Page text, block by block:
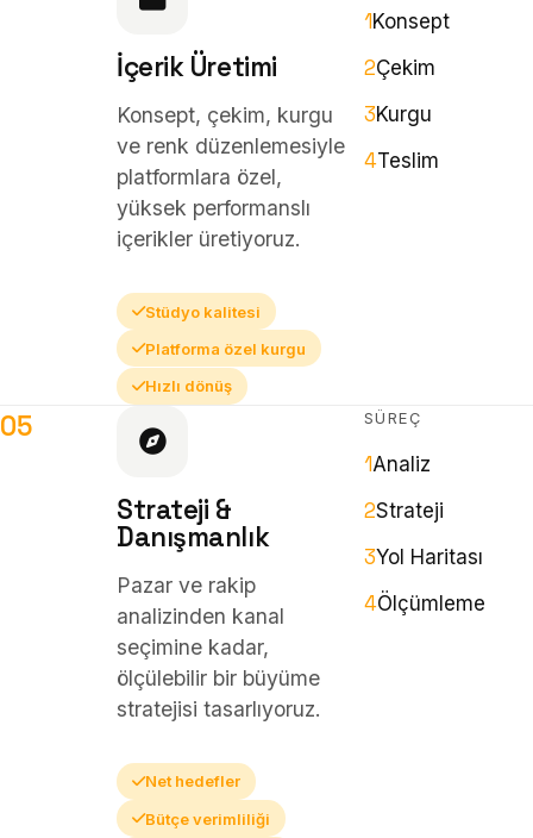
İçerik Üretimi
Konsept, çekim, kurgu
ve renk düzenlemesiyle
platformlara özel,
yüksek performanslı
içerikler üretiyoruz.
Stüdyo kalitesi
Platforma özel kurgu
Hızlı dönüş
1Konsept
2Çekim
3Kurgu
4Teslim
05
Strateji &
Danışmanlık
Pazar ve rakip
analizinden kanal
seçimine kadar,
ölçülebilir bir büyüme
stratejisi tasarlıyoruz.
Net hedefler
Bütçe verimliliği
SÜREÇ
1Analiz
2Strateji
3Yol Haritası
4Ölçümleme